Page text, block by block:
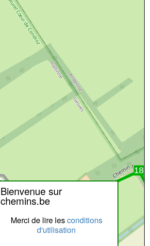
Bienvenue sur
chemins.be
Merci de lire lesconditions
d'utilisation